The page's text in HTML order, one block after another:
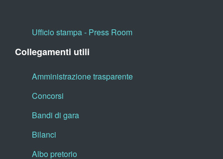
Ufficio stampa - Press Room
Collegamenti utili
Amministrazione trasparente
Concorsi
Bandi di gara
Bilanci
Albo pretorio